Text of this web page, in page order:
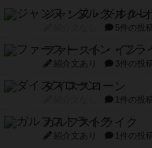
ジャンヌ・ダルク-
5件の投稿
ファースト・イン・
紹介文あり 3件の投稿
ダイススローン
1件の投稿
ガルフストライク
紹介文あり 1件の投稿